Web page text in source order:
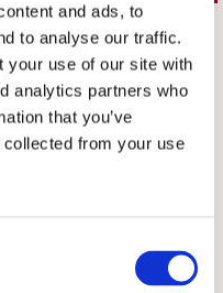
and ads, to
to analyse our traffic.
your use of our site with
analytics partners who
that you’ve
collected from your use
Välj storlek
Bussarong Tidlös Svart
★